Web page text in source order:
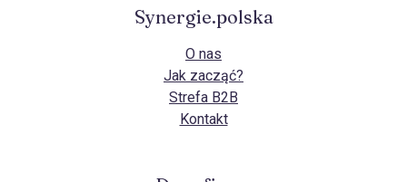
Synergie.polska
O nas
Jak zacząć?
Strefa B2B
Kontakt